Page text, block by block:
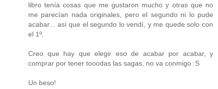
libro tenía cosas que me gustaron mucho y otras que no
me parecían nada originales, pero el segundo ni lo pude
acabar... así que el segundo lo vendí, y me quede solo con
el 1º.
Creo que hay que elegir eso de acabar por acabar, y
comprar por tener tooodas las sagas, no va conmigo :S
Un beso!